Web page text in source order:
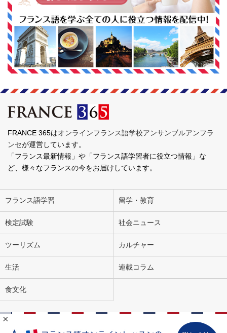
FRANCE 365はオンラインフランス語学校アンサンブルアンフラ
ンセが運営しています。
「フランス最新情報」や「フランス語学習者に役立つ情報」な
ど、様々なフランスの今をお届けしています。
フランス語学習 留学・教育
検定試験 社会ニュース
ツーリズム カルチャー
生活 連載コラム
食文化
×